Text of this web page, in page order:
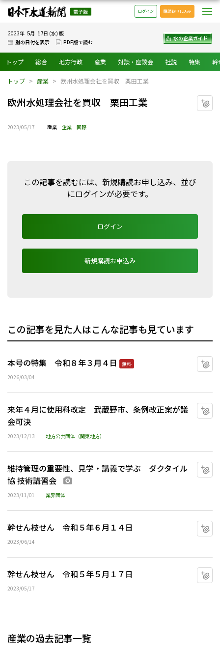
日本下水道新聞 電子版
ログイン 購読お申し込み
2023年 5月 17日 (水) 版
別の日付を表示
PDF版で読む
水の企業ガイド
トップ 総合 地方行政 産業 対談・座談会 社説 特集 幹
トップ 産業 欧州水処理会社を買収 栗田工業
欧州水処理会社を買収 栗田工業
2023/05/17 産業 企業 国際
この記事を読むには、新規購読お申し込み、並び
にログインが必要です。
ログイン
新規購読お申込み
この記事を見た人はこんな記事も見ています
本号の特集 令和８年３月４日
無料
2026/03/04
来年４月に使用料改定 武蔵野市、条例改正案が議
会可決
2023/12/13 地方公共団体（関東地方）
維持管理の重要性、見学・講義で学ぶ ダクタイル
協 技術講習会
2023/11/01 業界団体
幹せん枝せん 令和５年６月１４日
2023/06/14
幹せん枝せん 令和５年５月１７日
2023/05/17
産業の過去記事一覧